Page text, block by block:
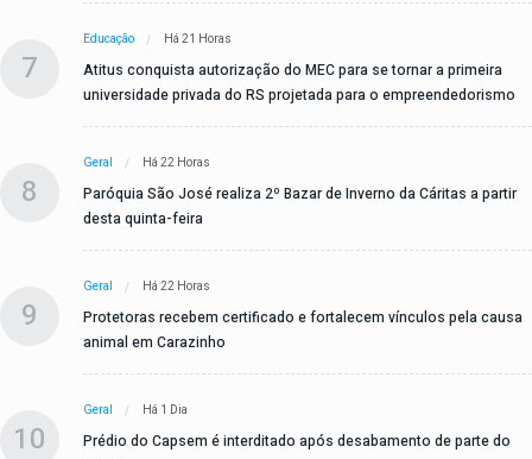
7
Educação Há 21 Horas
Atitus conquista autorização do MEC para se tornar a primeira
universidade privada do RS projetada para o empreendedorismo
8
Geral Há 22 Horas
Paróquia São José realiza 2º Bazar de Inverno da Cáritas a partir
desta quinta-feira
9
Geral Há 22 Horas
Protetoras recebem certificado e fortalecem vínculos pela causa
animal em Carazinho
10
Geral Há 1 Dia
Prédio do Capsem é interditado após desabamento de parte do